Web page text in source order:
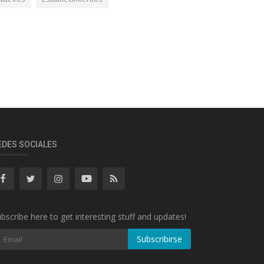
SOCIALES
here to get interesting stuff and updates!
Subscribirse